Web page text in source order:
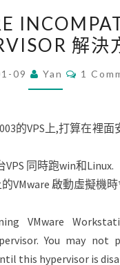
HYPERVISOR
法
解決
09 Yan 1
的VPS上,打算在裡面
同時跑win和Linux.
VMware 啟動虛擬機
VMware
You may not
this hypervisor is